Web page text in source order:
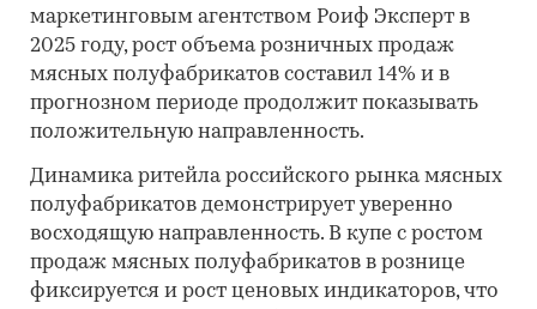
маркетинговым агентством Роиф Эксперт в
2025 году, рост объема розничных продаж
мясных полуфабрикатов составил 14% и в
прогнозном периоде продолжит показывать
положительную направленность.
Динамика ритейла российского рынка мясных
полуфабрикатов демонстрирует уверенно
восходящую направленность. В купе с ростом
продаж мясных полуфабрикатов в рознице
фиксируется и рост ценовых индикаторов, что